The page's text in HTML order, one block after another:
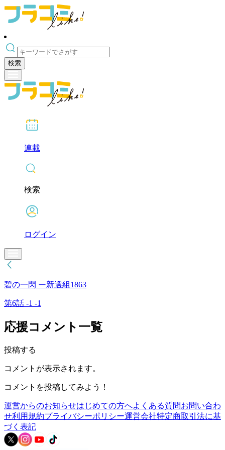
検索
連載
検索
ログイン
碧の一閃 ー新選組1863
第6話 -1 -1
応援コメント一覧
投稿する
コメントが表示されます。
コメントを投稿してみよう！
運営からのお知らせはじめての方へよくある質問お問い合わ
せ利用規約プライバシーポリシー運営会社特定商取引法に基
づく表記